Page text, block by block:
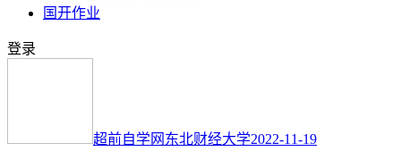
国开作业
登录
超前自学网 东北财经大学2022-11-19